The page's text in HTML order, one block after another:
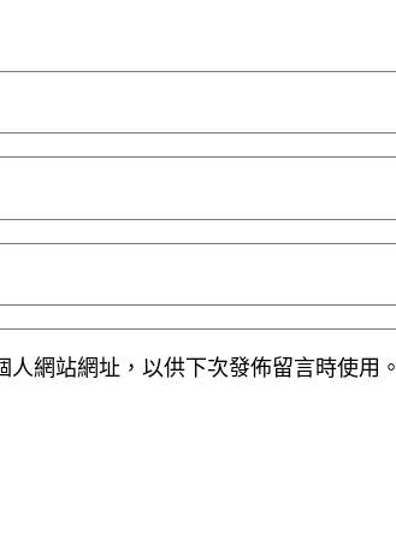
網站網址，以供下次發佈留言時使用。